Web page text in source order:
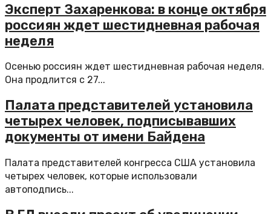
Эксперт Захаренкова: в конце октября
россиян ждет шестидневная рабочая
неделя
Осенью россиян ждет шестидневная рабочая неделя.
Она продлится с 27...
Палата представителей установила
четырех человек, подписывавших
документы от имени Байдена
Палата представителей конгресса США установила
четырех человек, которые использовали
автоподпись...